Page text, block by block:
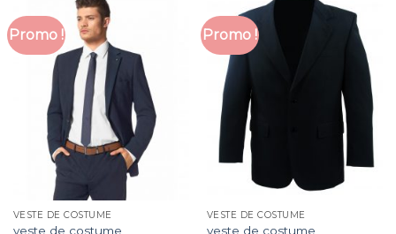
Promo !
VESTE DE COSTUME
veste de costume
Promo !
VESTE DE COSTUME
veste de costume